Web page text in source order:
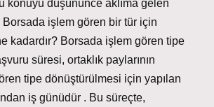
konuyu düşününce aklıma gelen
Borsada işlem gören bir tür için
kadardır? Borsada işlem gören tipe
süresi, ortaklık paylarının
tipe dönüştürülmesi için yapılan
iş günüdür . Bu süreçte,